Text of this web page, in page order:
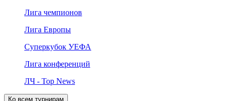
Лига чемпионов
Лига Европы
Суперкубок УЕФА
Лига конференций
ЛЧ - Top News
Ко всем турнирам